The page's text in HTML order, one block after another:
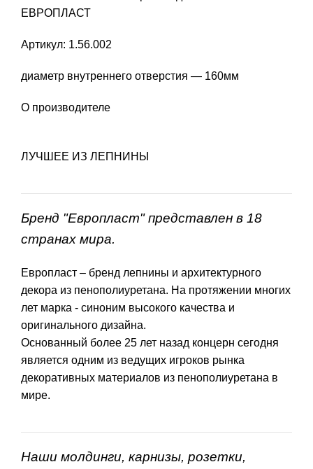
ЕВРОПЛАСТ
Артикул: 1.56.002
диаметр внутреннего отверстия — 160мм
О производителе
ЛУЧШЕЕ ИЗ ЛЕПНИНЫ
Бренд "Европласт" представлен в 18
странах мира.
Европласт – бренд лепнины и архитектурного
декора из пенополиуретана. На протяжении многих
лет марка - синоним высокого качества и
оригинального дизайна.
Основанный более 25 лет назад концерн сегодня
является одним из ведущих игроков рынка
декоративных материалов из пенополиуретана в
мире.
Наши молдинги, карнизы, розетки,